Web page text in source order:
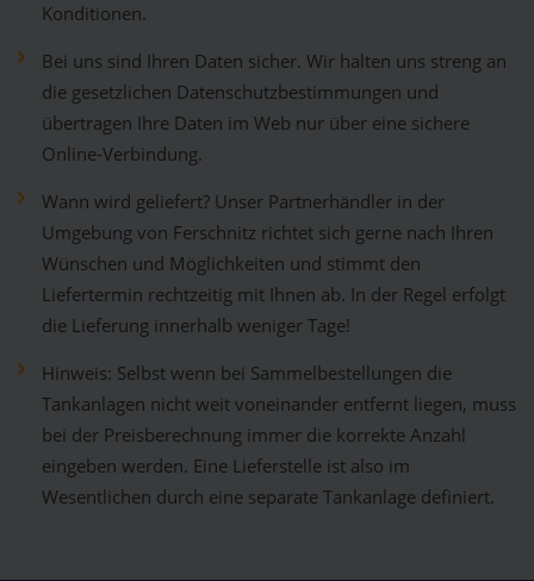
Konditionen.
Bei uns sind Ihren Daten sicher. Wir halten uns streng an
die gesetzlichen Datenschutzbestimmungen und
übertragen Ihre Daten im Web nur über eine sichere
Online-Verbindung.
Wann wird geliefert? Unser Partnerhändler in der
Umgebung von Ferschnitz richtet sich gerne nach Ihren
Wünschen und Möglichkeiten und stimmt den
Liefertermin rechtzeitig mit Ihnen ab. In der Regel erfolgt
die Lieferung innerhalb weniger Tage!
Hinweis: Selbst wenn bei Sammelbestellungen die
Tankanlagen nicht weit voneinander entfernt liegen, muss
bei der Preisberechnung immer die korrekte Anzahl
eingeben werden. Eine Lieferstelle ist also im
Wesentlichen durch eine separate Tankanlage definiert.